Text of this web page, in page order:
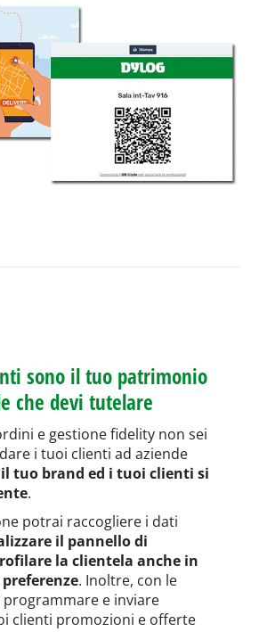
sono il tuo patrimonio
che devi tutelare
e gestione fidelity non sei
i tuoi clienti ad aziende
tuo brand ed i tuoi clienti si
.
potrai raccogliere i dati
il pannello di
la clientela anche in
. Inoltre, con le
e inviare
clienti promozioni e offerte